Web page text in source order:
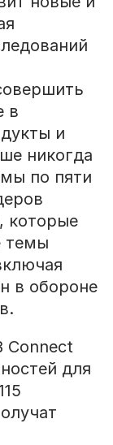
в
и
никогда
по пяти
которые
темы
в обороне
Connect
для